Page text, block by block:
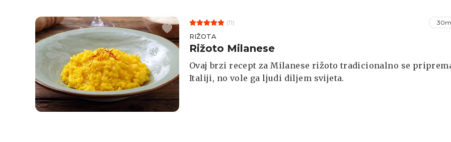
(11)
RIŽOTA
Rižoto Milanese
Ovaj brzi recept za Milanese rižoto tradicionalno se
Italiji, no vole ga ljudi diljem svijeta.